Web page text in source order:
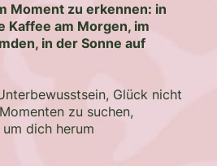
Moment zu erkennen: in
Kaffee am Morgen, im
in der Sonne auf
Glück nicht
zu suchen,
dich herum